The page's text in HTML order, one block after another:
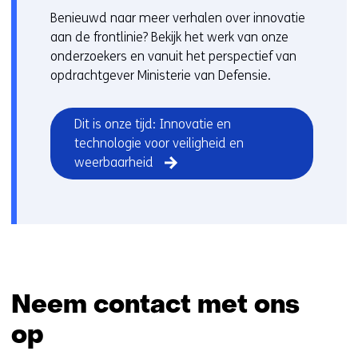
Benieuwd naar meer verhalen over innovatie
aan de frontlinie? Bekijk het werk van onze
onderzoekers en vanuit het perspectief van
opdrachtgever Ministerie van Defensie.
Dit is onze tijd: Innovatie en
technologie voor veiligheid en
weerbaarheid
Neem contact met ons
op